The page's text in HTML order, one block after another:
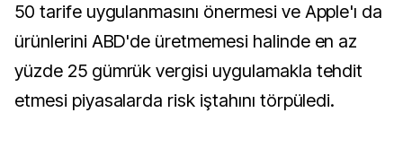
50 tarife uygulanmasını önermesi ve Apple'ı da
ürünlerini ABD'de üretmemesi halinde en az
yüzde 25 gümrük vergisi uygulamakla tehdit
etmesi piyasalarda risk iştahını törpüledi.